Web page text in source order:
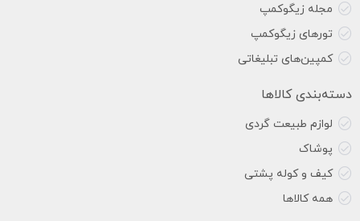
مجله زیگوکمپ
تورهای زیگوکمپ
کمپین‌های تبلیغاتی
دسته‌بندی کالاها
لوازم طبیعت گردی
پوشاک
کیف و کوله پشتی
همه کالاها